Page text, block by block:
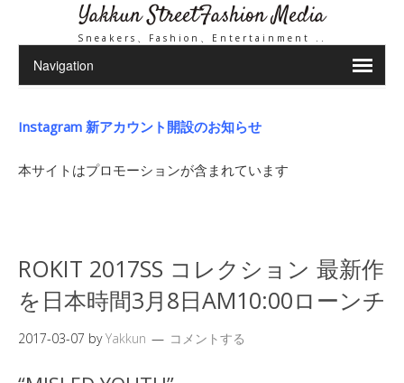
Yakkun StreetFashion Media
Sneakers、Fashion、Entertainment ..
Instagram 新アカウント開設のお知らせ
本サイトはプロモーションが含まれています
ROKIT 2017SS コレクション 最新作
を日本時間3月8日AM10:00ローンチ
2017-03-07 byYakkun コメントする